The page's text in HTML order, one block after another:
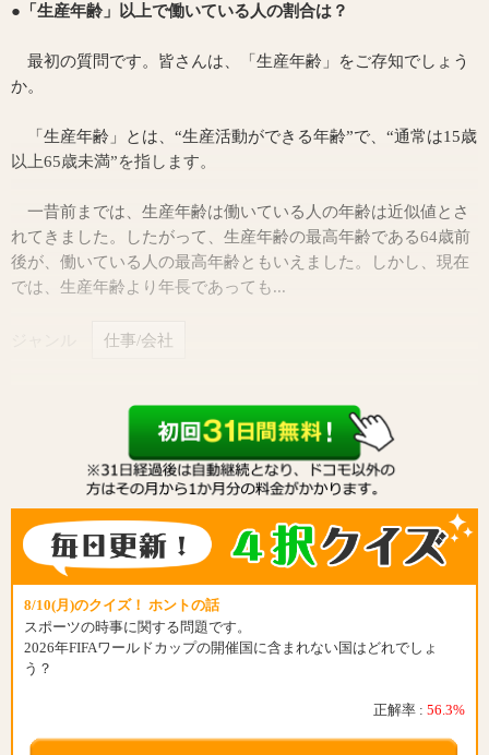
●「生産年齢」以上で働いている人の割合は？
最初の質問です。皆さんは、「生産年齢」をご存知でしょう
か。
「生産年齢」とは、“生産活動ができる年齢”で、“通常は15歳
以上65歳未満”を指します。
一昔前までは、生産年齢は働いている人の年齢は近似値とさ
れてきました。したがって、生産年齢の最高年齢である64歳前
後が、働いている人の最高年齢ともいえました。しかし、現在
では、生産年齢より年長であっても...
仕事/会社
8/10(月)のクイズ！ ホントの話
スポーツの時事に関する問題です。
2026年FIFAワールドカップの開催国に含まれない国はどれでしょ
う？
正解率 : 56.3%